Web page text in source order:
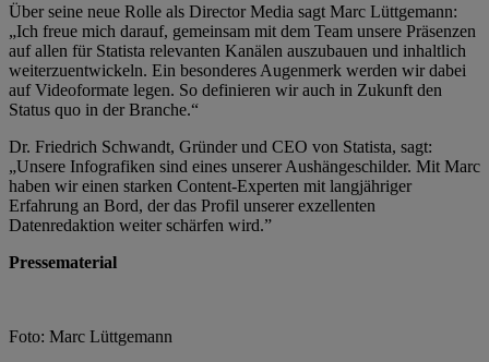
Über seine neue Rolle als Director Media sagt Marc Lüttgemann:
„Ich freue mich darauf, gemeinsam mit dem Team unsere Präsenzen
auf allen für Statista relevanten Kanälen auszubauen und inhaltlich
weiterzuentwickeln. Ein besonderes Augenmerk werden wir dabei
auf Videoformate legen. So definieren wir auch in Zukunft den
Status quo in der Branche.“
Dr. Friedrich Schwandt, Gründer und CEO von Statista, sagt:
„Unsere Infografiken sind eines unserer Aushängeschilder. Mit Marc
haben wir einen starken Content-Experten mit langjähriger
Erfahrung an Bord, der das Profil unserer exzellenten
Datenredaktion weiter schärfen wird.”
Pressematerial
Foto: Marc Lüttgemann